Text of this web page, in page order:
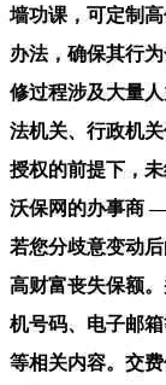
墙功课，可定制
办法，确保其行
修过程涉及大量
法机关、行政机
授权的前提下，
沃保网的办事商
若您分歧意变动
高财富丧失保额
机号码、电子邮
等相关内容。交